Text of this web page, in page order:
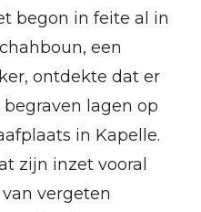
begon in feite al in
een
ontdekte dat er
lagen op
in Kapelle.
zijn inzet vooral
vergeten